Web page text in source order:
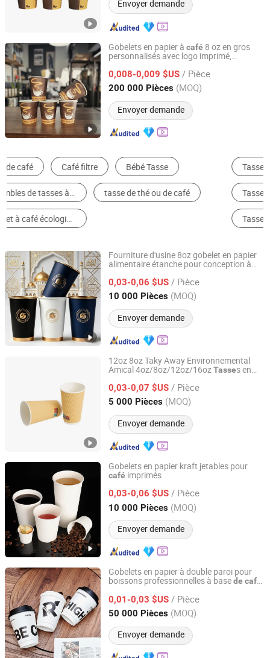
Envoyer demande
Gobelets en papier à café 8 oz en gros
personnalisés avec logo imprimé,
0,008-0,009 $US / Pièce
200 000 Pièces (MOQ)
Envoyer demande
Anhui Kerui Import and Export Trading Co., Ltd.
Anhui, China Depuis 2024
Tasse & Mug Jetable
Tasse & Mug en Verre
Tasse & Mug en Céramique
Fourniture d'usine 8oz gobelet en papier
alimentaire étanche pour conception à
0,03-0,06 $US / Pièce
10 000 Pièces (MOQ)
Envoyer demande
Anhui Jiushun Photoelectric Technology Co., Ltd.
Anhui, China Depuis 2022
12oz 8oz Taky Away Environnemental
Amical 4oz/8oz/12oz/16ozTasses en
Personnalisées pourCafé
Couvercle
0,03-0,07 $US / Pièce
5 000 Pièces (MOQ)
Envoyer demande
Anhui Jiushun Photoelectric Technology Co., Ltd.
Anhui, China Depuis 2022
Gobelets en papier kraft jetables pour
café imprimés
0,03-0,06 $US / Pièce
10 000 Pièces (MOQ)
Envoyer demande
Anhui Jiushun Photoelectric Technology Co., Ltd.
Anhui, China Depuis 2022
Gobelets en papier à double paroi pour
boissons professionnelles à basede café
0,01-0,03 $US / Pièce
50 000 Pièces (MOQ)
Envoyer demande
Anhui Blum Paper & Plastic Co., Ltd.
Anhui, China Depuis 2025